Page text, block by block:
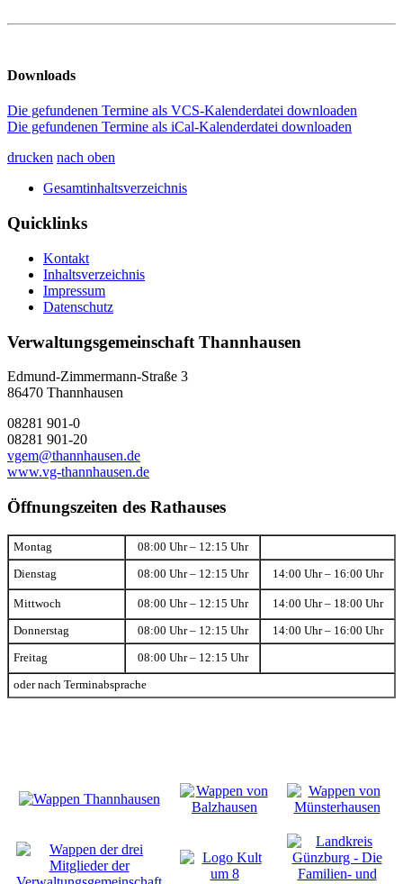
Downloads
Die gefundenen Termine als VCS-Kalenderdatei downloaden
Die gefundenen Termine als iCal-Kalenderdatei downloaden
drucken nach oben
Gesamtinhaltsverzeichnis
Quicklinks
Kontakt
Inhaltsverzeichnis
Impressum
Datenschutz
Verwaltungsgemeinschaft Thannhausen
Edmund-Zimmermann-Straße 3
86470 Thannhausen
08281 901-0
08281 901-20
vgem@thannhausen.de
www.vg-thannhausen.de
Öffnungszeiten des Rathauses
Montag 08:00 Uhr – 12:15 Uhr
Dienstag 08:00 Uhr – 12:15 Uhr 14:00 Uhr – 16:00 Uhr
Mittwoch 08:00 Uhr – 12:15 Uhr 14:00 Uhr – 18:00 Uhr
Donnerstag 08:00 Uhr – 12:15 Uhr 14:00 Uhr – 16:00 Uhr
Freitag 08:00 Uhr – 12:15 Uhr
oder nach Terminabsprache